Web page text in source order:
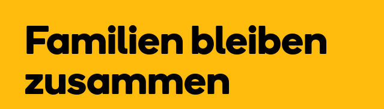
Familien bleiben
zusammen